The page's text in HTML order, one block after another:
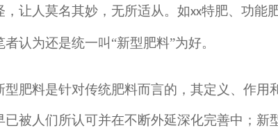
，让人莫名其妙，无所适从。如xx特肥、功能
者认为还是统一叫“新型肥料”为好。
型肥料是针对传统肥料而言的，其定义、作用
已被人们所认可并在不断外延深化完善中；新